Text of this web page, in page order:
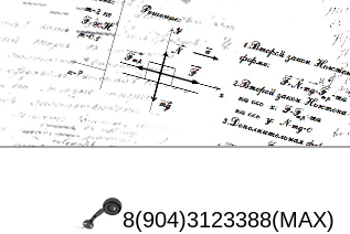
8(904)3123388(MAX)